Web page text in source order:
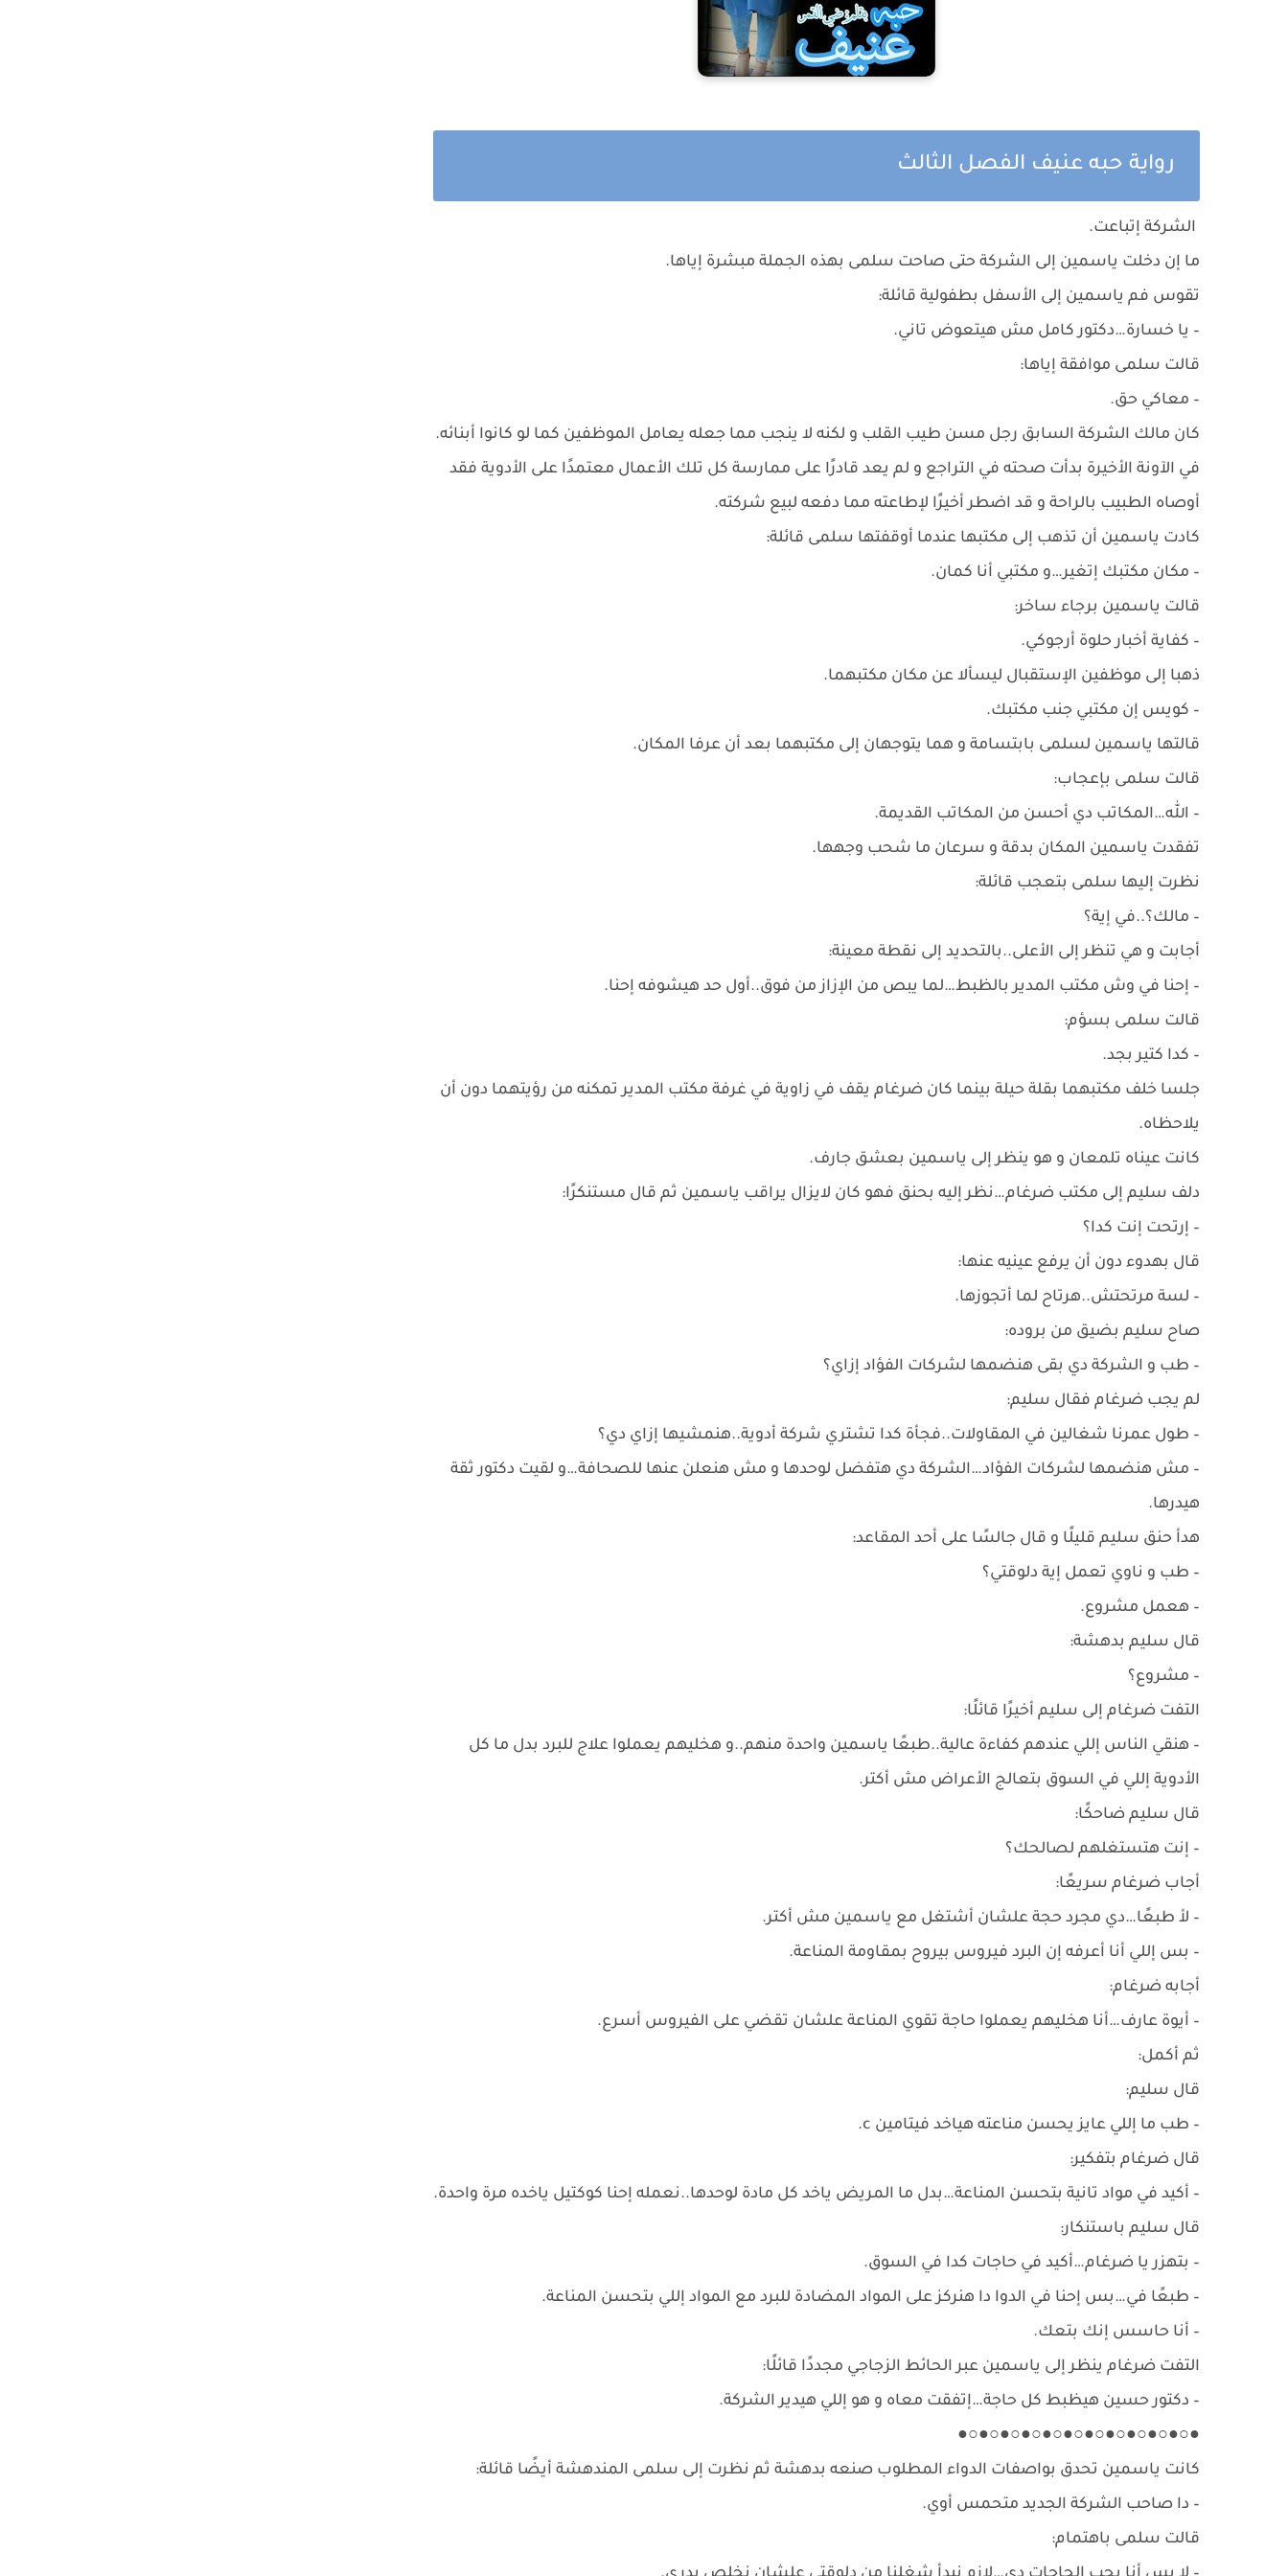
رواية حبه عنيف الفصل الثالث
الشركة إتباعت.
ما إن دخلت ياسمين إلى الشركة حتى صاحت سلمى بهذه الجملة مبشرة إياها.
تقوس فم ياسمين إلى الأسفل بطفولية قائلة:
– يا خسارة…دكتور كامل مش هيتعوض تاني.
قالت سلمى موافقة إياها:
– معاكي حق.
كان مالك الشركة السابق رجل مسن طيب القلب و لكنه لا ينجب مما جعله يعامل الموظفين كما لو كانوا أبنائه.
في الآونة الأخيرة بدأت صحته في التراجع و لم يعد قادرًا على ممارسة كل تلك الأعمال معتمدًا على الأدوية فقد
أوصاه الطبيب بالراحة و قد اضطر أخيرًا لإطاعته مما دفعه لبيع شركته.
كادت ياسمين أن تذهب إلى مكتبها عندما أوقفتها سلمى قائلة:
– مكان مكتبك إتغير…و مكتبي أنا كمان.
قالت ياسمين برجاء ساخر:
– كفاية أخبار حلوة أرجوكي.
ذهبا إلى موظفين الإستقبال ليسألا عن مكان مكتبهما.
– كويس إن مكتبي جنب مكتبك.
قالتها ياسمين لسلمى بابتسامة و هما يتوجهان إلى مكتبهما بعد أن عرفا المكان.
قالت سلمى بإعجاب:
– الله…المكاتب دي أحسن من المكاتب القديمة.
تفقدت ياسمين المكان بدقة و سرعان ما شحب وجهها.
نظرت إليها سلمى بتعجب قائلة:
– مالك؟..في إية؟
أجابت و هي تنظر إلى الأعلى..بالتحديد إلى نقطة معينة:
– إحنا في وش مكتب المدير بالظبط…لما يبص من الإزاز من فوق..أول حد هيشوفه إحنا.
قالت سلمى بسؤم:
– كدا كتير بجد.
جلسا خلف مكتبهما بقلة حيلة بينما كان ضرغام يقف في زاوية في غرفة مكتب المدير تمكنه من رؤيتهما دون أن
يلاحظاه.
كانت عيناه تلمعان و هو ينظر إلى ياسمين بعشق جارف.
دلف سليم إلى مكتب ضرغام…نظر إليه بحنق فهو كان لايزال يراقب ياسمين ثم قال مستنكرًا:
– إرتحت إنت كدا؟
قال بهدوء دون أن يرفع عينيه عنها:
– لسة مرتحتش..هرتاح لما أتجوزها.
صاح سليم بضيق من بروده:
– طب و الشركة دي بقى هنضمها لشركات الفؤاد إزاي؟
لم يجب ضرغام فقال سليم:
– طول عمرنا شغالين في المقاولات..فجأة كدا تشتري شركة أدوية..هنمشيها إزاي دي؟
– مش هنضمها لشركات الفؤاد…الشركة دي هتفضل لوحدها و مش هنعلن عنها للصحافة…و لقيت دكتور ثقة
هيدرها.
هدأ حنق سليم قليلًا و قال جالسًا على أحد المقاعد:
– طب و ناوي تعمل إية دلوقتي؟
– هعمل مشروع.
قال سليم بدهشة:
– مشروع؟
التفت ضرغام إلى سليم أخيرًا قائلًا:
– هنقي الناس إللي عندهم كفاءة عالية..طبعًا ياسمين واحدة منهم..و هخليهم يعملوا علاج للبرد بدل ما كل
الأدوية إللي في السوق بتعالج الأعراض مش أكتر.
قال سليم ضاحكًا:
– إنت هتستغلهم لصالحك؟
أجاب ضرغام سريعًا:
– لأ طبعًا…دي مجرد حجة علشان أشتغل مع ياسمين مش أكتر.
– بس إللي أنا أعرفه إن البرد فيروس بيروح بمقاومة المناعة.
أجابه ضرغام:
– أيوة عارف…أنا هخليهم يعملوا حاجة تقوي المناعة علشان تقضي على الفيروس أسرع.
ثم أكمل:
قال سليم:
– طب ما إللي عايز يحسن مناعته هياخد فيتامين c.
قال ضرغام بتفكير:
– أكيد في مواد تانية بتحسن المناعة…بدل ما المريض ياخد كل مادة لوحدها..نعمله إحنا كوكتيل ياخده مرة واحدة.
قال سليم باستنكار:
– بتهزر يا ضرغام…أكيد في حاجات كدا في السوق.
– طبعًا في…بس إحنا في الدوا دا هنركز على المواد المضادة للبرد مع المواد إللي بتحسن المناعة.
– أنا حاسس إنك بتعك.
التفت ضرغام ينظر إلى ياسمين عبر الحائط الزجاجي مجددًا قائلًا:
– دكتور حسين هيظبط كل حاجة…إتفقت معاه و هو إللي هيدير الشركة.
●○●○●○●○●○●○●○●○●○●○●○●
كانت ياسمين تحدق بواصفات الدواء المطلوب صنعه بدهشة ثم نظرت إلى سلمى المندهشة أيضًا قائلة:
– دا صاحب الشركة الجديد متحمس أوي.
قالت سلمى باهتمام: